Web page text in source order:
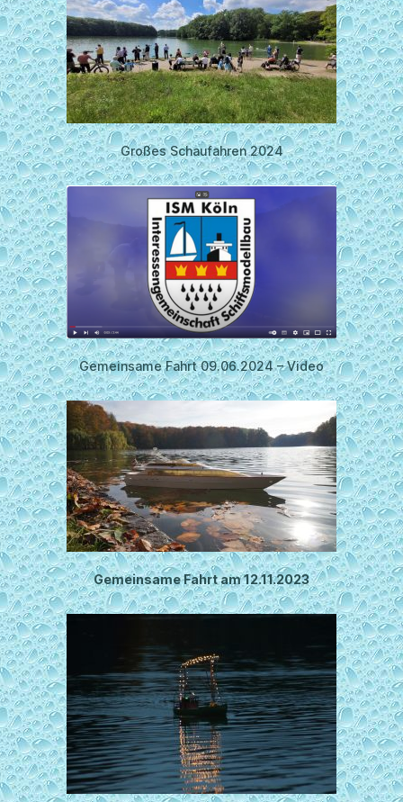
Großes Schaufahren 2024
Gemeinsame Fahrt 09.06.2024 – Video
Gemeinsame Fahrt am 12.11.2023